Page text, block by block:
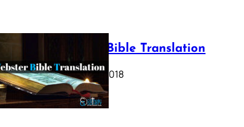
Webster Bible Translation
October 11, 2018